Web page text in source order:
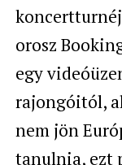
orosz
egy
rajongóitól,
nem jön
tanulnia, ezt